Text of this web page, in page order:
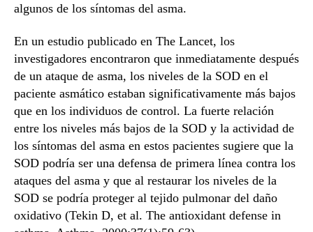
algunos de los síntomas del asma.
En un estudio publicado en The Lancet, los
investigadores encontraron que inmediatamente después
de un ataque de asma, los niveles de la SOD en el
paciente asmático estaban significativamente más bajos
que en los individuos de control. La fuerte relación
entre los niveles más bajos de la SOD y la actividad de
los síntomas del asma en estos pacientes sugiere que la
SOD podría ser una defensa de primera línea contra los
ataques del asma y que al restaurar los niveles de la
SOD se podría proteger al tejido pulmonar del daño
oxidativo (Tekin D, et al. The antioxidant defense in